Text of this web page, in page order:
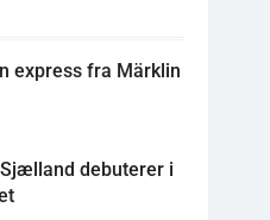
express fra Märklin
debuterer i